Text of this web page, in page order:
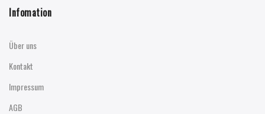
Infomation
Über uns
Kontakt
Impressum
AGB